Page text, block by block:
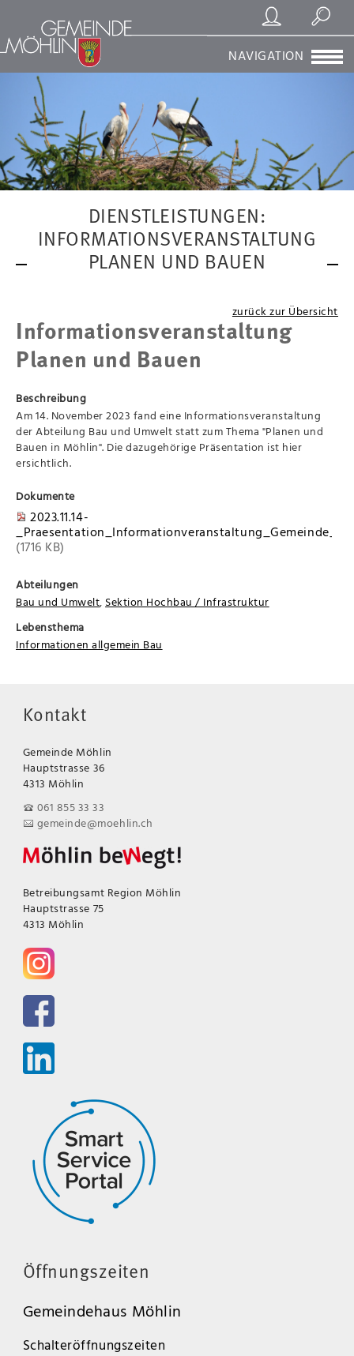
Registrierung/Login
Suchen
NAVIGATION
DIENSTLEISTUNGEN:
INFORMATIONSVERANSTALTUNG
PLANEN UND BAUEN
zurück zur Übersicht
Informationsveranstaltung
Planen und Bauen
Beschreibung
Am 14. November 2023 fand eine Informationsveranstaltung
der Abteilung Bau und Umwelt statt zum Thema "Planen und
Bauen in Möhlin". Die dazugehörige Präsentation ist hier
ersichtlich.
Dokumente
2023.11.14-
(1716 KB)
Abteilungen
Bau und Umwelt, Sektion Hochbau / Infrastruktur
Lebensthema
Informationen allgemein Bau
Kontakt
Gemeinde Möhlin
Hauptstrasse 36
4313 Möhlin
061 855 33 33
gemeinde@moehlin.ch
Betreibungsamt Region Möhlin
Hauptstrasse 75
4313 Möhlin
Öffnungszeiten
Gemeindehaus Möhlin
Schalteröffnungszeiten